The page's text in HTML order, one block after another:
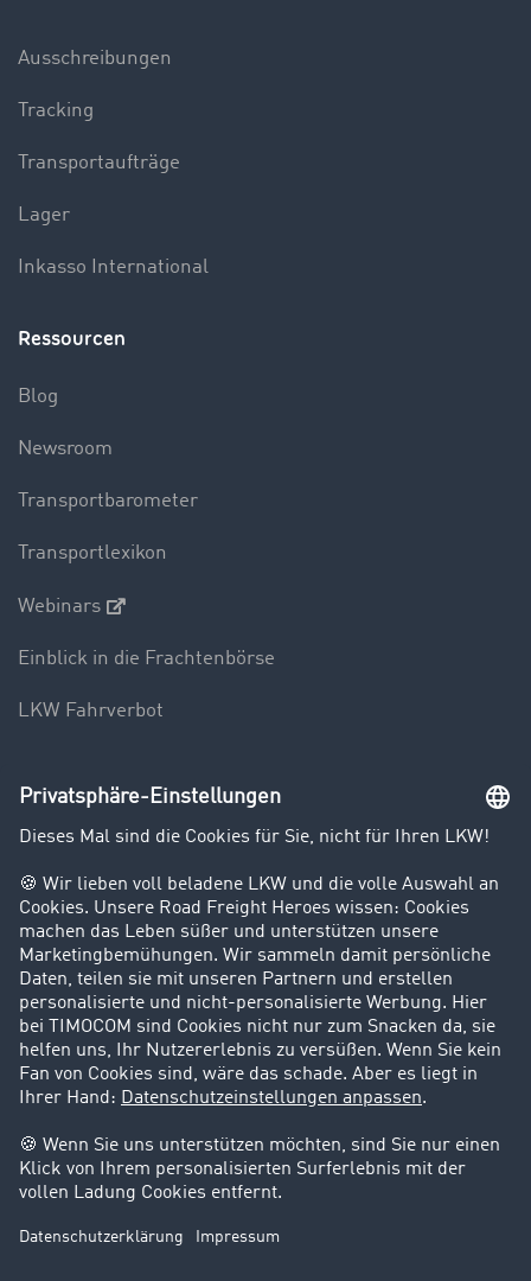
Ausschreibungen
Tracking
Transportaufträge
Lager
Inkasso International
Ressourcen
Blog
Newsroom
Transportbarometer
Transportlexikon
Webinars
Einblick in die Frachtenbörse
LKW Fahrverbot
Unternehmen
Kunden werben Kunden
Success Stories
Karriere
Support
Kontakt
Rechtliches
Impressum
AGB